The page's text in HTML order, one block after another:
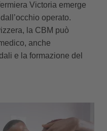
Victoria emerge
operato.
la CBM può
anche
e la formazione del